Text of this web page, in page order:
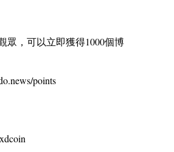
眾，可以立即獲得1000個博
points